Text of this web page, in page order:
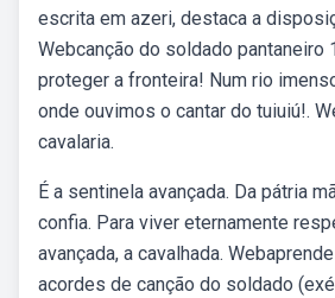
escrita em azeri, destaca a
Webcanção do soldado pantaneiro
proteger a fronteira! Num rio
onde ouvimos o cantar do tuiuiú!.
cavalaria.
É a sentinela avançada. Da pátria
confia. Para viver eternamente
avançada, a cavalhada.
acordes de canção do soldado